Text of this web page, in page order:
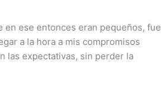
en ese entonces eran pequeños, fue
a la hora a mis compromisos
las expectativas, sin perder la